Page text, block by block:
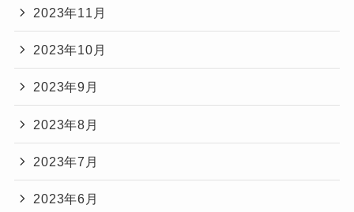
2023年11月
2023年10月
2023年9月
2023年8月
2023年7月
2023年6月